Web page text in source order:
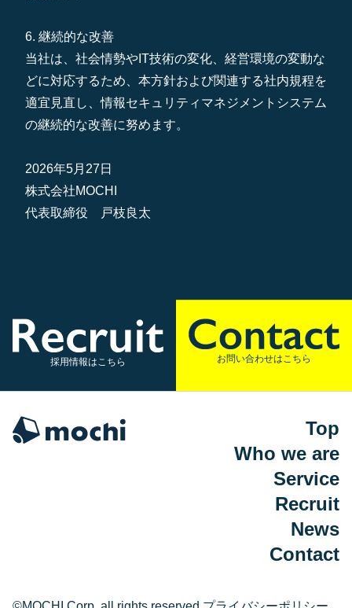
6. 継続的な改善
当社は、社会情勢やIT技術の変化、経営環境の変動な
どに対応するため、本方針および関連する社内規程を
適宜見直し、情報セキュリティマネジメントシステム
の継続的な改善に努めます。
2026年5月27日
株式会社MOCHI
代表取締役 戸枝良太
採用情報はこちら お問い合わせはこちら
Top
Who we are
Service
Recruit
News
Contact